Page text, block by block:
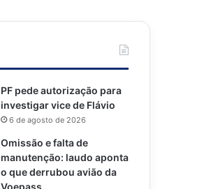
PF pede autorização para
investigar vice de Flávio
6 de agosto de 2026
Omissão e falta de
manutenção: laudo aponta
o que derrubou avião da
Voepass